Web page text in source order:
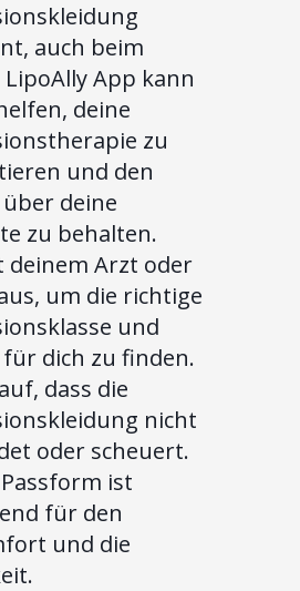
auch beim
App kann
deine
zu
und den
deine
zu behalten.
deinem Arzt oder
um die richtige
und
dich zu finden.
dass die
nicht
oder scheuert.
ist
für den
und die